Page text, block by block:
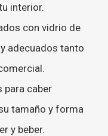
interior.
con vidrio de
adecuados tanto
para caber
tamaño y forma
y beber.